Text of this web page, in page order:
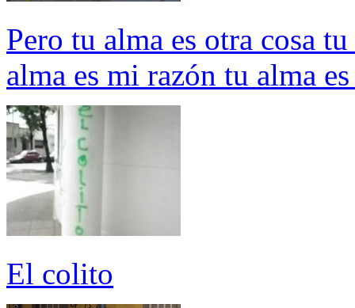
Pero tu alma es otra cosa
alma es mi razón tu alma
El colito